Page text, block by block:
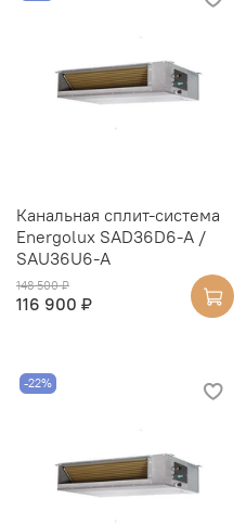
Канальная сплит-система
Energolux SAD36D6-A /
SAU36U6-A
148 500 ₽
116 900 ₽
-22%